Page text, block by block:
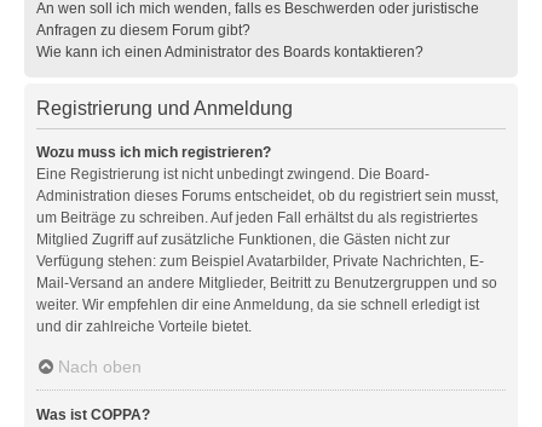
An wen soll ich mich wenden, falls es Beschwerden oder juristische
Anfragen zu diesem Forum gibt?
Wie kann ich einen Administrator des Boards kontaktieren?
Registrierung und Anmeldung
Wozu muss ich mich registrieren?
Eine Registrierung ist nicht unbedingt zwingend. Die Board-
Administration dieses Forums entscheidet, ob du registriert sein musst,
um Beiträge zu schreiben. Auf jeden Fall erhältst du als registriertes
Mitglied Zugriff auf zusätzliche Funktionen, die Gästen nicht zur
Verfügung stehen: zum Beispiel Avatarbilder, Private Nachrichten, E-
Mail-Versand an andere Mitglieder, Beitritt zu Benutzergruppen und so
weiter. Wir empfehlen dir eine Anmeldung, da sie schnell erledigt ist
und dir zahlreiche Vorteile bietet.
Nach oben
Was ist COPPA?